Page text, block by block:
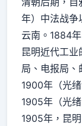
年）中法战争
云南。1884
昆明近代工
局、电报局、
1900年（光
1905年（光
1905年，昆